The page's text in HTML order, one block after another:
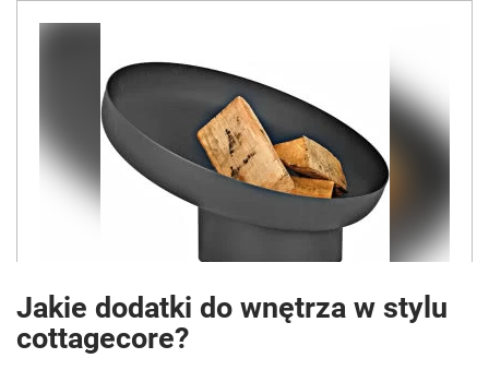
Jakie dodatki do wnętrza w stylu
cottagecore?